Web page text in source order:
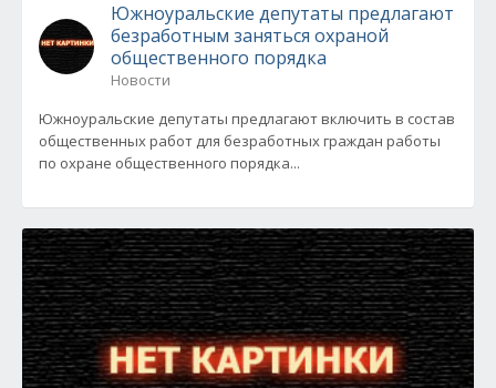
Южноуральские депутаты предлагают
безработным заняться охраной
общественного порядка
Новости
Южноуральские депутаты предлагают включить в состав
общественных работ для безработных граждан работы
по охране общественного порядка...